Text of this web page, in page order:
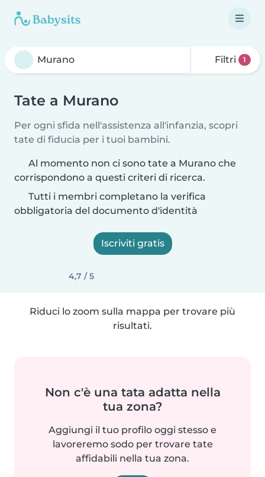
Filtri 1
Tate a Murano
Per ogni sfida nell'assistenza all'infanzia, scopri
tate di fiducia per i tuoi bambini.
Al momento non ci sono tate a Murano che
corrispondono a questi criteri di ricerca.
Tutti i membri completano la verifica
obbligatoria del documento d'identità
Iscriviti gratis
4,7 / 5
Riduci lo zoom sulla mappa per trovare più
risultati.
Non c'è una tata adatta nella
tua zona?
Aggiungi il tuo profilo oggi stesso e
lavoreremo sodo per trovare tate
affidabili nella tua zona.